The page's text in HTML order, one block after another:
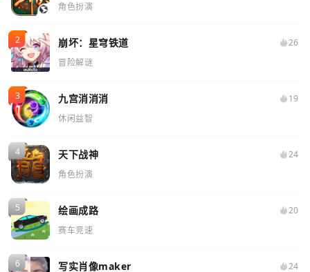
角色扮演
崩坏：星穹铁道
26
冒险解谜
九宫消消消
19
休闲益智
天下战神
24
角色扮演
绘画成路
20
赛车竞速
写实肖像maker
24